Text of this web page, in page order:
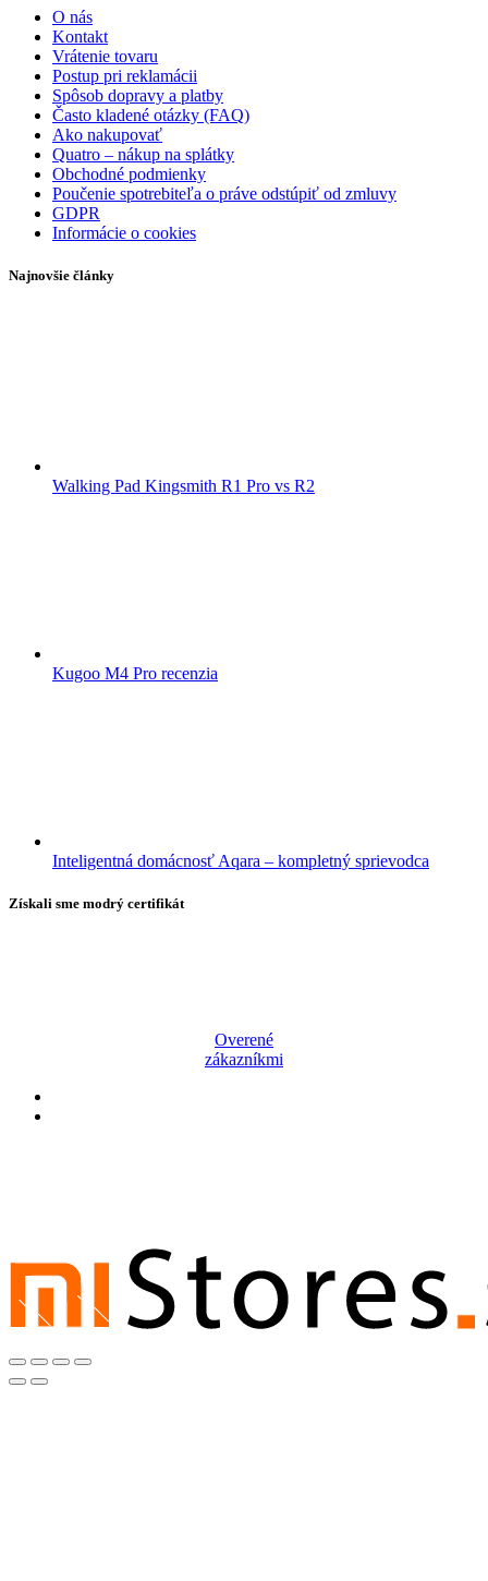
O nás
Kontakt
Vrátenie tovaru
Postup pri reklamácii
Spôsob dopravy a platby
Často kladené otázky (FAQ)
Ako nakupovať
Quatro – nákup na splátky
Obchodné podmienky
Poučenie spotrebiteľa o práve odstúpiť od zmluvy
GDPR
Informácie o cookies
Najnovšie články
Walking Pad Kingsmith R1 Pro vs R2
Kugoo M4 Pro recenzia
Inteligentná domácnosť Aqara – kompletný sprievodca
Získali sme modrý certifikát
Overené
zákazníkmi